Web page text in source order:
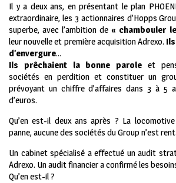
Il y a deux ans, en présentant le plan
extraordinaire, les 3 actionnaires d’Hopps
superbe, avec l’ambition de« chambouler le
leur nouvelle et première acquisition Adrexo. Ils
d’envergure…
Ils prêchaient la bonne parole et
sociétés en perdition et constituer un
prévoyant un chiffre d’affaires dans 3 à 5
d’euros.
Qu’en est-il deux ans après ? La
panne, aucune des sociétés du Group n’est
Un cabinet spécialisé a effectué un audit
Adrexo. Un audit financier a confirmé les
Qu’en est-il ?